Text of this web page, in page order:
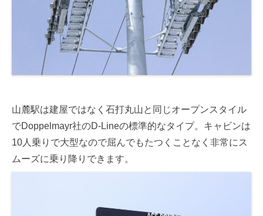
山麓駅は建屋ではなく石打丸山と同じオープンスタイル
でDoppelmayr社のD-Lineの標準的なタイプ。キャビンは
10人乗りで大型なので屈んでもたつくことなく非常にス
ムーズに乗り降りできます。